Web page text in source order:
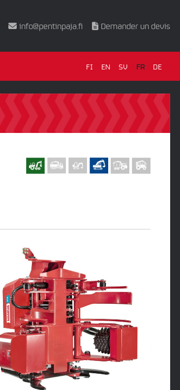
info@pentinpaja.fi Demander un devis
FI EN SV FR DE